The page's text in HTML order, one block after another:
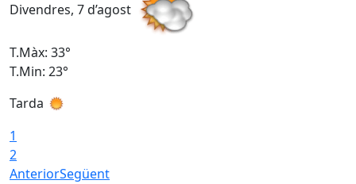
Divendres, 7 d’agost
T.Màx: 33°
T.Min: 23°
Tarda
1
2
AnteriorSegüent